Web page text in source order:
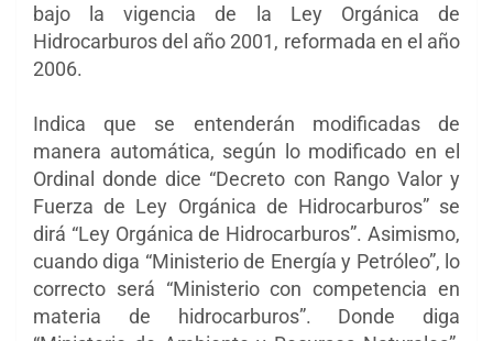
bajo la vigencia de la Ley Orgánica de
Hidrocarburos del año 2001, reformada en el año
2006.
Indica que se entenderán modificadas de
manera automática, según lo modificado en el
Ordinal donde dice “Decreto con Rango Valor y
Fuerza de Ley Orgánica de Hidrocarburos” se
dirá “Ley Orgánica de Hidrocarburos”. Asimismo,
cuando diga “Ministerio de Energía y Petróleo”, lo
correcto será “Ministerio con competencia en
materia de hidrocarburos”. Donde diga